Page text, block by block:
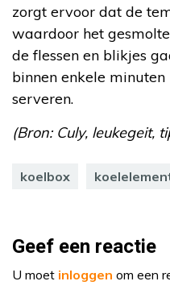
zorgt ervoor dat de
waardoor het
de flessen en blikjes
binnen enkele
serveren.
(Bron: Culy, leukegeit,
koelbox
Geef een reactie
U moet inloggen om een